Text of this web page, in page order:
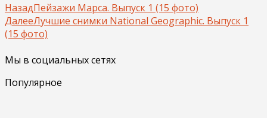
НазадПейзажи Марса. Выпуск 1 (15 фото)
ДалееЛучшие снимки National Geographic. Выпуск 1
(15 фото)
Мы в социальных сетях
Популярное